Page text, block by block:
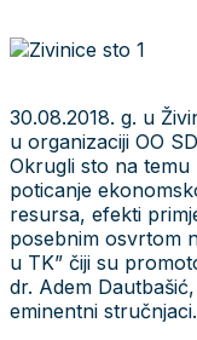
30.08.2018. g. u
u organizaciji OO
Okrugli sto na temu
poticanje
resursa, efekti
posebnim osvrtom
u TK” čiji su
dr. Adem
eminentni stručnjaci.